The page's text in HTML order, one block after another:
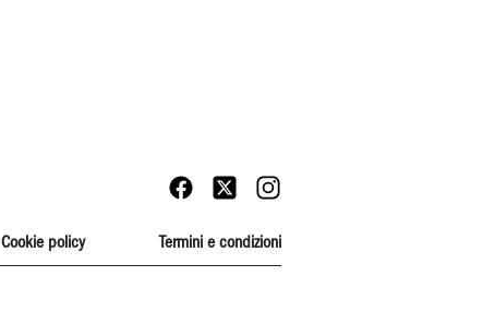
Cookie policy Termini e condizioni